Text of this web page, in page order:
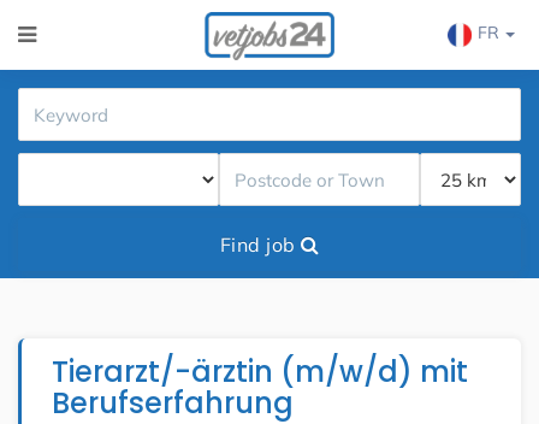
FR
Find job
Tierarzt/-ärztin (m/w/d) mit
Berufserfahrung